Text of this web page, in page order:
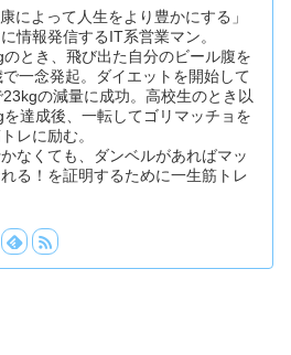
康によって人生をより豊かにする」
情報発信するIT系営業マン。
とき、飛び出た自分のビール腹を
で一念発起。ダイエットを開始して
の減量に成功。高校生のとき以
達成後、一転してゴリマッチョを
レに励む。
なくても、ダンベルがあればマッ
る！を証明するために一生筋トレ